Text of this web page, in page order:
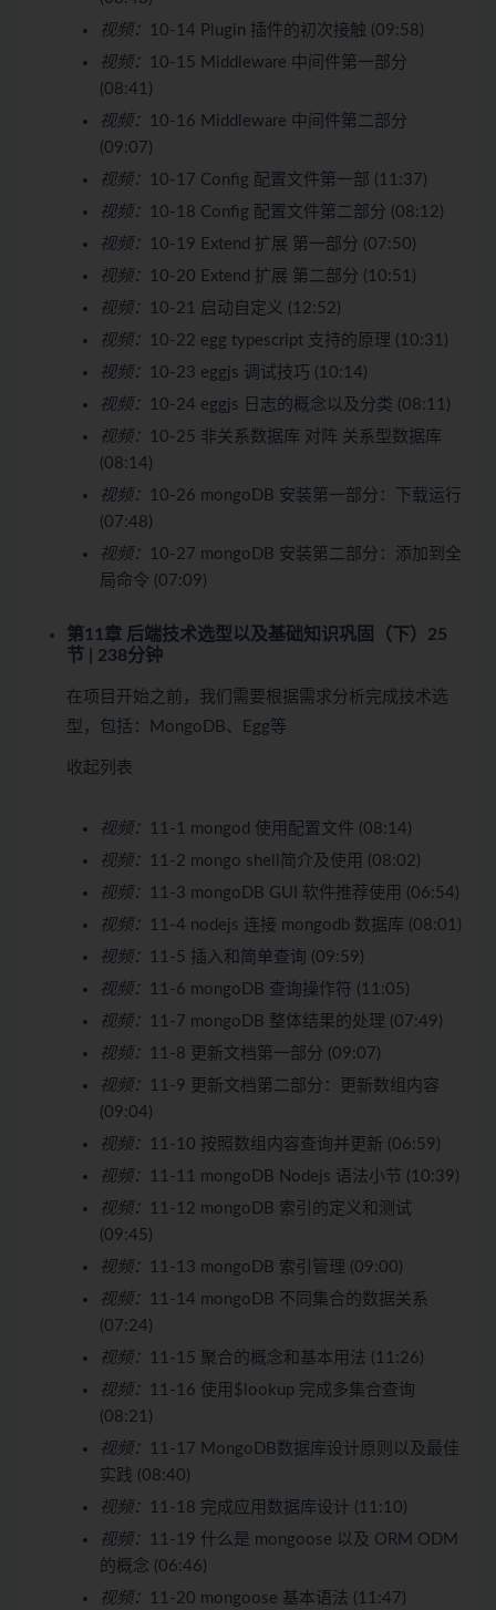
视频：
10-14 Plugin 插件的初次接触 (09:58)
视频：
10-15 Middleware 中间件第一部分
(08:41)
视频：
10-16 Middleware 中间件第二部分
(09:07)
视频：
10-17 Config 配置文件第一部 (11:37)
视频：
10-18 Config 配置文件第二部分 (08:12)
视频：
10-19 Extend 扩展 第一部分 (07:50)
视频：
10-20 Extend 扩展 第二部分 (10:51)
视频：
10-21 启动自定义 (12:52)
视频：
10-22 egg typescript 支持的原理 (10:31)
视频：
10-23 eggjs 调试技巧 (10:14)
视频：
10-24 eggjs 日志的概念以及分类 (08:11)
视频：
10-25 非关系数据库 对阵 关系型数据库
(08:14)
视频：
10-26 mongoDB 安装第一部分：下载运行
(07:48)
视频：
10-27 mongoDB 安装第二部分：添加到全
局命令 (07:09)
第11章 后端技术选型以及基础知识巩固（下） 25
节 | 238分钟
在项目开始之前，我们需要根据需求分析完成技术选
型，包括：MongoDB、Egg等
收起列表
视频：
11-1 mongod 使用配置文件 (08:14)
视频：
11-2 mongo shell简介及使用 (08:02)
视频：
11-3 mongoDB GUI 软件推荐使用 (06:54)
视频：
11-4 nodejs 连接 mongodb 数据库 (08:01)
视频：
11-5 插入和简单查询 (09:59)
视频：
11-6 mongoDB 查询操作符 (11:05)
视频：
11-7 mongoDB 整体结果的处理 (07:49)
视频：
11-8 更新文档第一部分 (09:07)
视频：
11-9 更新文档第二部分：更新数组内容
(09:04)
视频：
11-10 按照数组内容查询并更新 (06:59)
视频：
11-11 mongoDB Nodejs 语法小节 (10:39)
视频：
11-12 mongoDB 索引的定义和测试
(09:45)
视频：
11-13 mongoDB 索引管理 (09:00)
视频：
11-14 mongoDB 不同集合的数据关系
(07:24)
视频：
11-15 聚合的概念和基本用法 (11:26)
视频：
11-16 使用$lookup 完成多集合查询
(08:21)
视频：
11-17 MongoDB数据库设计原则以及最佳
实践 (08:40)
视频：
11-18 完成应用数据库设计 (11:10)
视频：
11-19 什么是 mongoose 以及 ORM ODM
的概念 (06:46)
视频：
11-20 mongoose 基本语法 (11:47)